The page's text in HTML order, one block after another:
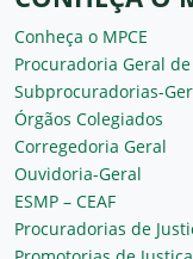
Conheça o MPCE
Procuradoria Geral de
Subprocuradorias-
Órgãos Colegiados
Corregedoria Geral
Ouvidoria-Geral
ESMP – CEAF
Procuradorias de